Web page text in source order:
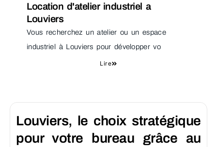
Location d'atelier industriel a
Louviers
Vous recherchez un atelier ou un espace
industriel à Louviers pour développer vo
Lire
Louviers, le choix stratégique
pour votre bureau grâce au